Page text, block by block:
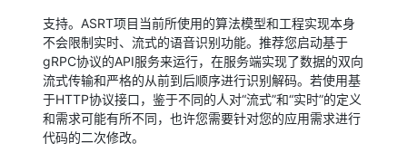
支持。ASRT项目当前所使用的算法模型和工程实现本身
不会限制实时、流式的语音识别功能。推荐您启动基于
gRPC协议的API服务来运行，在服务端实现了数据的双向
流式传输和严格的从前到后顺序进行识别解码。若使用基
于HTTP协议接口，鉴于不同的人对“流式”和“实时”的定义
和需求可能有所不同，也许您需要针对您的应用需求进行
代码的二次修改。